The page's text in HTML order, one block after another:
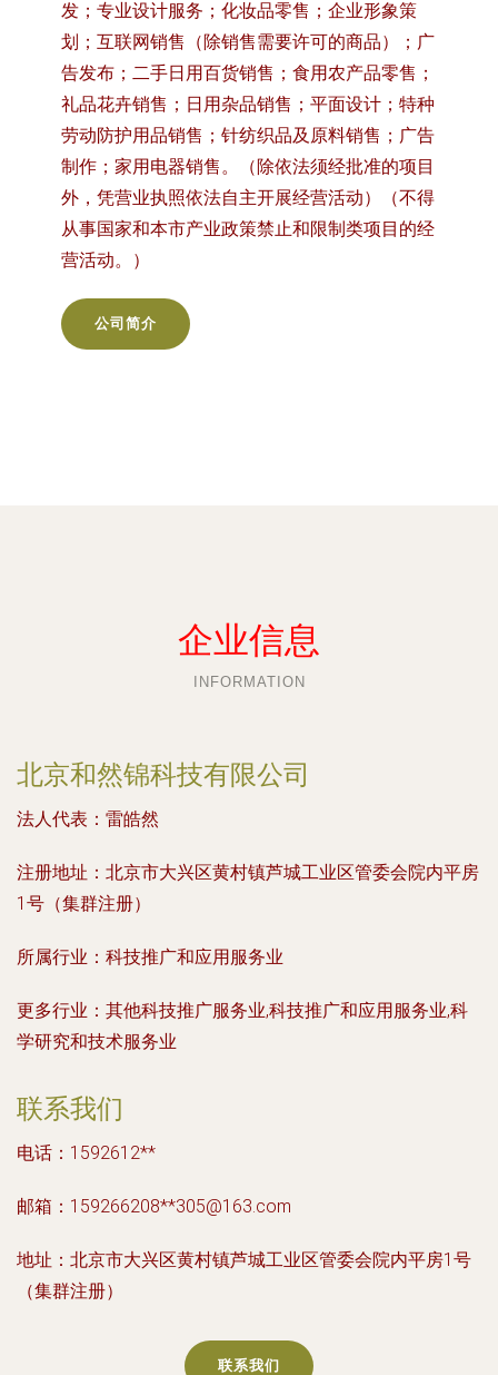
发；专业设计服务；化妆品零售；企业形象策
划；互联网销售（除销售需要许可的商品）；广
告发布；二手日用百货销售；食用农产品零售；
礼品花卉销售；日用杂品销售；平面设计；特种
劳动防护用品销售；针纺织品及原料销售；广告
制作；家用电器销售。（除依法须经批准的项目
外，凭营业执照依法自主开展经营活动）（不得
从事国家和本市产业政策禁止和限制类项目的经
营活动。）
公司简介
企业信息
INFORMATION
北京和然锦科技有限公司
法人代表： 雷皓然
注册地址： 北京市大兴区黄村镇芦城工业区管委会院内平房
1号（集群注册）
所属行业： 科技推广和应用服务业
更多行业： 其他科技推广服务业,科技推广和应用服务业,科
学研究和技术服务业
联系我们
电话：1592612**
邮箱：159266208**305@163.com
地址：北京市大兴区黄村镇芦城工业区管委会院内平房1号
（集群注册）
联系我们